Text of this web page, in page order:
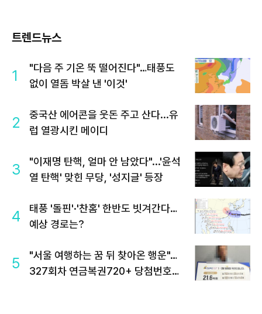
트렌드뉴스
1
"다음 주 기온 뚝 떨어진다"…태풍도
없이 열돔 박살 낸 '이것'
2
중국산 에어콘을 웃돈 주고 산다...유
럽 열광시킨 메이디
3
"이재명 탄핵, 얼마 안 남았다"...'윤석
열 탄핵' 맞힌 무당, '성지글' 등장
4
태풍 '돌핀'·'찬홈' 한반도 빗겨간다…
예상 경로는?
5
"서울 여행하는 꿈 뒤 찾아온 행운"…
327회차 연금복권720+ 당첨번호조